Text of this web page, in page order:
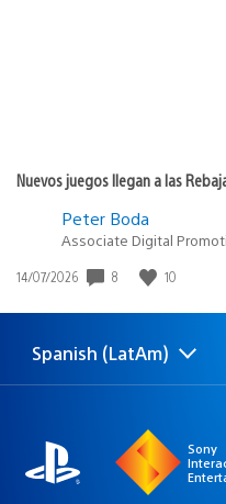
Nuevos juegos llegan a las
Peter Boda
Associate Digital
Fecha
publicación:
14/07/2026 8 10
Elige
Región
Spanish (LatAm)
Sony